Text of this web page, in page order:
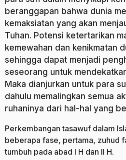
beranggapan bahwa dunia
kemaksiatan yang akan
Tuhan. Potensi ketertarikan
kemewahan dan kenikmatan
sehingga dapat menjadi
seseorang untuk
Maka dianjurkan untuk para
dahulu memalingkan semua
ruhaninya dari hal-hal yang
Perkembangan tasawuf dalam
beberapa fase, pertama, zuhud
tumbuh pada abad I H dan II H.